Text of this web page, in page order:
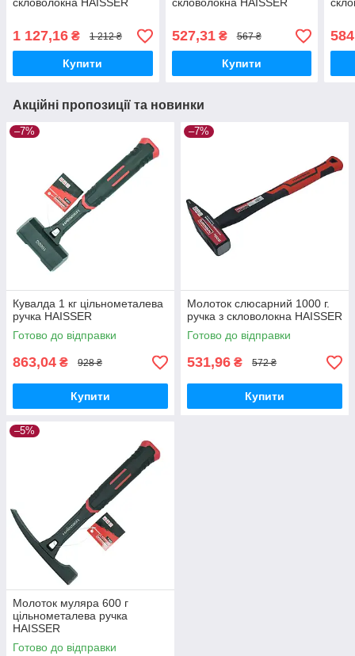
скловолокна HAISSER
1 127,16 ₴ 1 212 ₴
Купити
скловолокна HAISSER
527,31₴ 567 ₴
Купити
Акційні пропозиції та новинки
–7%
Кувалда 1 кг цільнометалева
ручка HAISSER
Готово до відправки
863,04 ₴ 928 ₴
Купити
–7%
Молоток слюсарний 1000 г.
ручка з скловолокна HAISSER
Готово до відправки
531,96 ₴ 572 ₴
Купити
–5%
Молоток муляра 600 г
цільнометалева ручка
HAISSER
Готово до відправки